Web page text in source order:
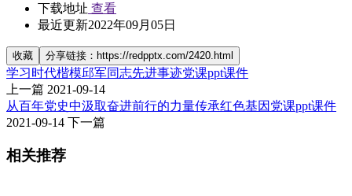
下载地址 查看
最近更新2022年09月05日
收藏 分享链接：https://redpptx.com/2420.html
学习时代楷模邱军同志先进事迹党课ppt课件
上一篇 2021-09-14
从百年党史中汲取奋进前行的力量传承红色基因党课ppt课件
2021-09-14 下一篇
相关推荐